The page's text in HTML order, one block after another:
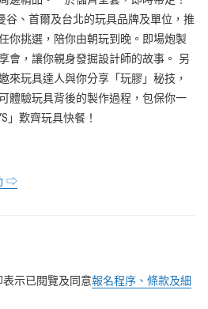
谷、首爾及台北的玩具品牌及單位，推
你挑選，陪你由朝玩到晚。即場炮製
會，讓你親身發掘設計師的故事。 另
來玩具達人與你分享「玩膠」秘技，
體驗玩具背後的製作過程，包保你一
」歎齊玩具快餐！
⇨
示已閱覽及同意報名程序、條款及細